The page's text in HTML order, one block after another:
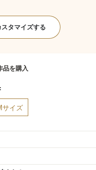
タマイズする
品を購入
サイズ